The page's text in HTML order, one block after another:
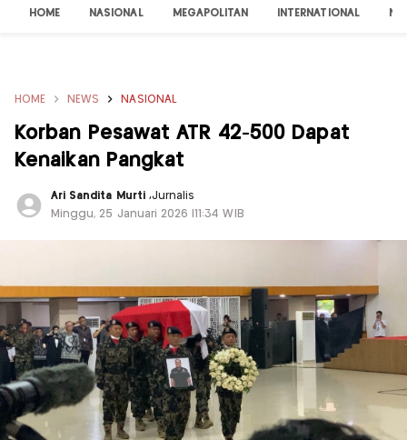
HOME NASIONAL MEGAPOLITAN INTERNATIONAL
HOME NEWS NASIONAL
Korban Pesawat ATR 42-500 Dapat
Kenaikan Pangkat
Ari Sandita Murti ,Jurnalis
Minggu, 25 Januari 2026 |11:34 WIB